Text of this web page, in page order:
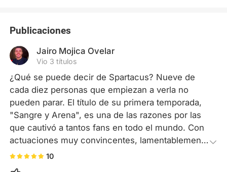
Publicaciones
Jairo Mojica Ovelar
Vio 3 títulos
¿Qué se puede decir de Spartacus? Nueve de
cada diez personas que empiezan a verla no
pueden parar. El título de su primera temporada,
"Sangre y Arena", es una de las razones por las
que cautivó a tantos fans en todo el mundo. Con
actuaciones muy convincentes, lamentablemente
tuvimos el triste episodio con Andy (un buen
actor), y el homenaje que se le rindió en el último
10